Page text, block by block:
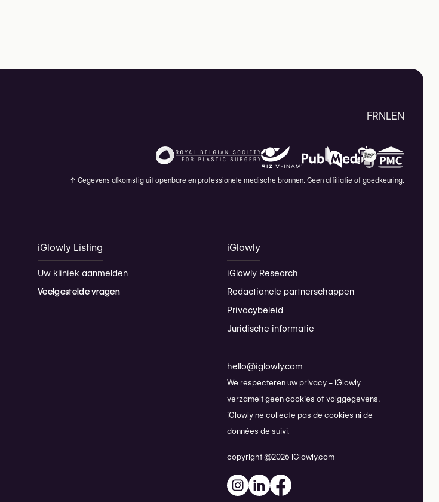
FRNLEN
↑ Gegevens afkomstig uit openbare en professionele medische bronnen. Geen affiliatie of goedkeuring.
iGlowly Listing
Uw kliniek aanmelden
Veelgestelde vragen
iGlowly
iGlowly Research
Redactionele partnerschappen
Privacybeleid
Juridische informatie
hello@iglowly.com
We respecteren uw privacy – iGlowly
verzamelt geen cookies of volggegevens.
iGlowly ne collecte pas de cookies ni de
données de suivi.
copyright @2026 iGlowly.com